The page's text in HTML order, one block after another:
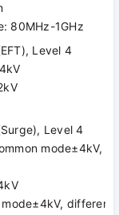
80MHz-1GHz
Level 4
Level 4
mode±4kV,
mode±4kV,